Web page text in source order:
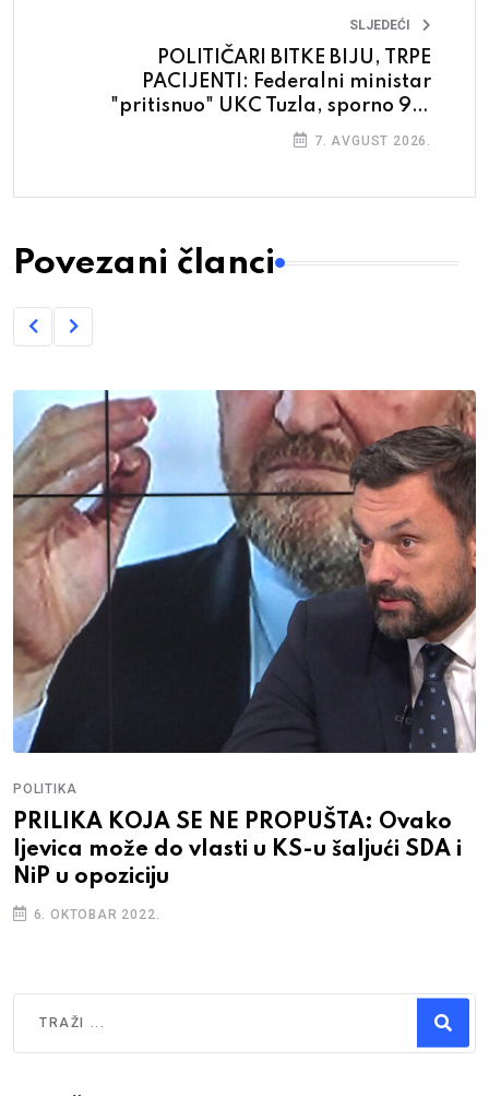
SLJEDEĆI
POLITIČARI BITKE BIJU, TRPE
PACIJENTI: Federalni ministar
"pritisnuo" UKC Tuzla, sporno 9,6
7. AVGUST 2026.
Povezani članci
POLITIKA
PRILIKA KOJA SE NE PROPUŠTA: Ovako
ljevica može do vlasti u KS-u šaljući SDA i
NiP u opoziciju
6. OKTOBAR 2022.
Type 2 or more characters for results.